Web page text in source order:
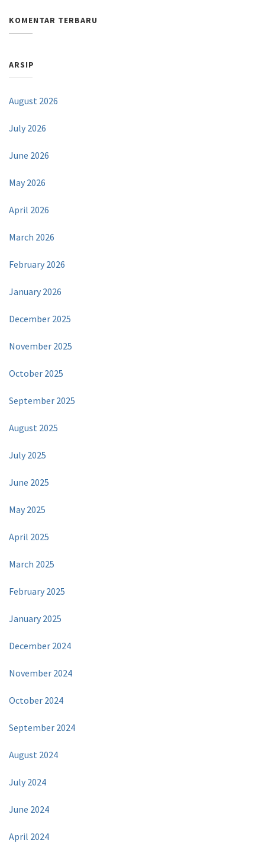
KOMENTAR TERBARU
ARSIP
August 2026
July 2026
June 2026
May 2026
April 2026
March 2026
February 2026
January 2026
December 2025
November 2025
October 2025
September 2025
August 2025
July 2025
June 2025
May 2025
April 2025
March 2025
February 2025
January 2025
December 2024
November 2024
October 2024
September 2024
August 2024
July 2024
June 2024
April 2024